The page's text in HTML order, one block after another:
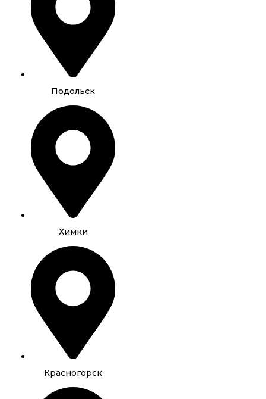
Подольск
Химки
Красногорск